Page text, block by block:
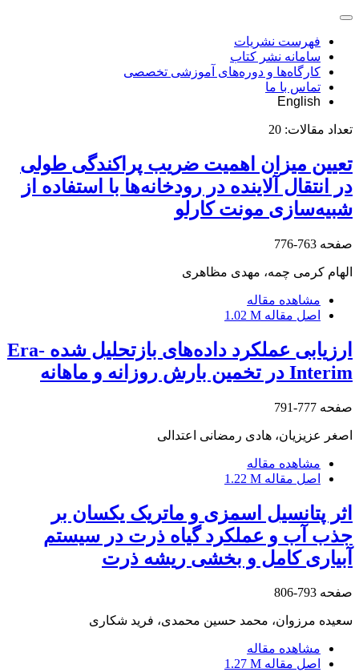
فهرست نشریات
سامانه نشر کتاب
کارگاه‌ها و دوره‌های آموزشی تخصصی
تماس با ما
English
تعداد مقالات: 20
تعیین میزان اهمیت ضریب پراکندگی طولی
در انتقال آلاینده در رودخانه‌ها با استفاده از
شبیه‌سازی مونت کارلو
صفحه 763-776
الهام کرمی چمه، مهدی مظاهری
مشاهده مقاله
اصل مقاله 1.02 M
ارزیابی عملکرد داده‌های بازتحلیل ‌شده Era-
Interim در تخمین بارش روزانه و ماهانه
صفحه 777-791
اصغر عزیزیان، هادی رمضانی اعتدالی
مشاهده مقاله
اصل مقاله 1.22 M
اثر پتانسیل اسمزی و ماتریک یکسان بر
جذب آب و عملکرد گیاه ذرت در سیستم
آبیاری کامل و بخشی ریشه ذرت
صفحه 793-806
سعیده مرزوان، محمد حسین محمدی، فرید شکاری
مشاهده مقاله
اصل مقاله 1.27 M